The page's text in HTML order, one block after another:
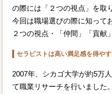
の際には「２つの視点」を取
今回は職場選びの際に知って
２つの視点・「仲間」「貢献
セラピストは高い満足感を得や
2007年、シカゴ大学が約5万
て職業リサーチを行いました。